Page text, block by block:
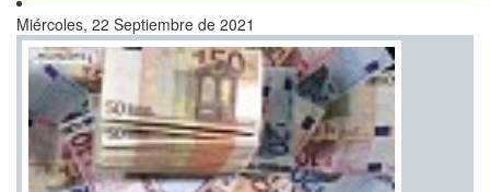
Miércoles, 22 Septiembre de 2021